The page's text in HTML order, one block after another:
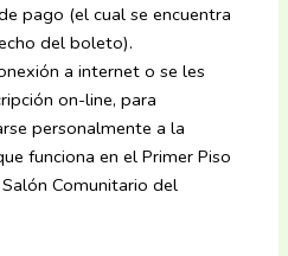
pago (el cual se encuentra
del boleto).
a internet o se les
on-line, para
personalmente a la
funciona en el Primer Piso
Comunitario del